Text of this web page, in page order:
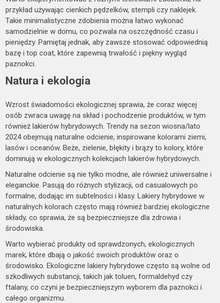
przykład używając cienkich pędzelków, stempli czy naklejek.
Takie minimalistyczne zdobienia można łatwo wykonać
samodzielnie w domu, co pozwala na oszczędność czasu i
pieniędzy. Pamiętaj jednak, aby zawsze stosować odpowiednią
bazę i top coat, które zapewnią trwałość i piękny wygląd
paznokci.
Natura i ekologia
Wzrost świadomości ekologicznej sprawia, że coraz więcej
osób zwraca uwagę na skład i pochodzenie produktów, w tym
również lakierów hybrydowych. Trendy na sezon wiosna/lato
2024 obejmują naturalne odcienie, inspirowane kolorami ziemi,
lasów i oceanów. Beże, zielenie, błękity i brązy to kolory, które
dominują w ekologicznych kolekcjach lakierów hybrydowych.
Naturalne odcienie są nie tylko modne, ale również uniwersalne i
eleganckie. Pasują do różnych stylizacji, od casualowych po
formalne, dodając im subtelności i klasy. Lakiery hybrydowe w
naturalnych kolorach często mają również bardziej ekologiczne
składy, co sprawia, że są bezpieczniejsze dla zdrowia i
środowiska.
Warto wybierać produkty od sprawdzonych, ekologicznych
marek, które dbają o jakość swoich produktów oraz o
środowisko. Ekologiczne lakiery hybrydowe często są wolne od
szkodliwych substancji, takich jak toluen, formaldehyd czy
ftalany, co czyni je bezpieczniejszym wyborem dla paznokci i
całego organizmu.